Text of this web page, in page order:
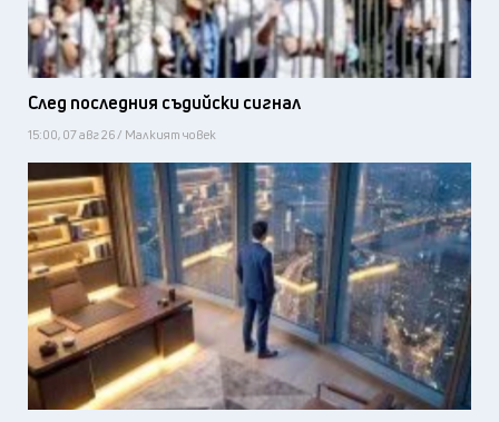
След последния съдийски сигнал
15:00, 07 авг 26 / Малкият човек